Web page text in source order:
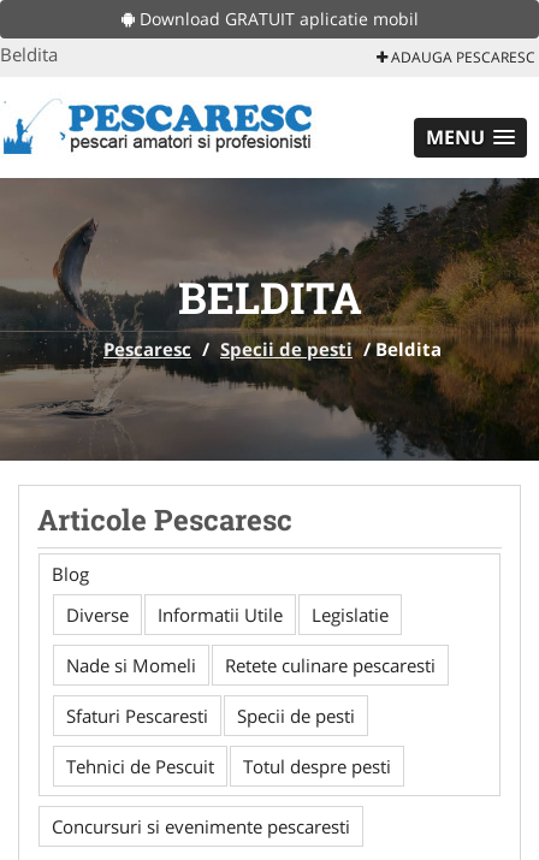
Download GRATUIT aplicatie mobil
Beldita ADAUGA PESCARESC
MENU
BELDITA
Pescaresc / Specii de pesti /Beldita
Articole Pescaresc
Blog
Diverse
Informatii Utile Legislatie
Nade si Momeli Retete culinare pescaresti
Sfaturi Pescaresti Specii de pesti
Tehnici de Pescuit Totul despre pesti
Concursuri si evenimente pescaresti